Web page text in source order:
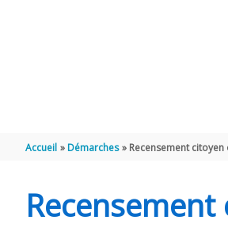
Accueil Démarches Recensement